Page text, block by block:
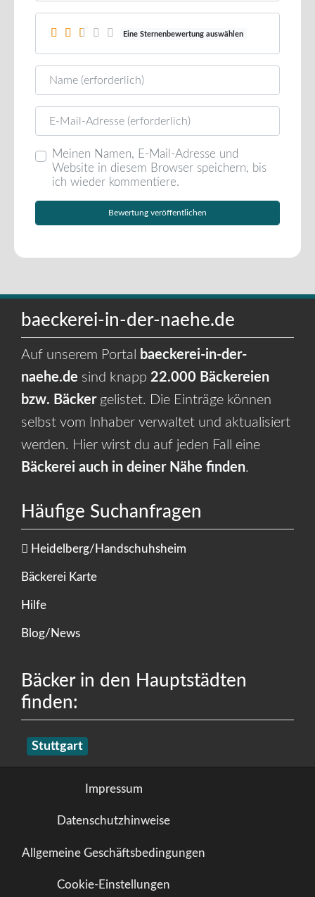
Eine Sternenbewertung auswählen
Name
E-Mail
Meinen Namen, E-Mail-Adresse und
Website in diesem Browser speichern, bis
ich wieder kommentiere.
baeckerei-in-der-naehe.de
Auf unserem Portal
baeckerei-in-der-
naehe.de sind knapp 22.000 Bäckereien
bzw. Bäckergelistet. Die Einträge können
selbst vom Inhaber verwaltet und aktualisiert
werden. Hier wirst du auf jeden Fall eine
Bäckerei auch in deiner Nähe finden.
Häufige Suchanfragen
Heidelberg/Handschuhsheim
Bäckerei Karte
Hilfe
Blog/News
Bäcker in den Hauptstädten
finden:
Stuttgart
Impressum
Datenschutzhinweise
Allgemeine Geschäftsbedingungen
Cookie-Einstellungen